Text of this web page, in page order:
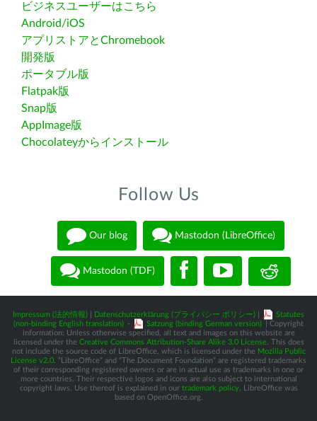
ビジネスユーザーはこちら
Android/iOS
アプリストアとChromebook
開発版
ポータブル版
Flatpak版
Snap版
AppImage版
Chocolateyからインストール
Follow Us
Our blog Mastodon (LibreOffice)
Mastodon (TDF)
Impressum (法的情報) Datenschutzerklärung (プライバシー ポリシー)
Statutes
(non-binding English translation) - Satzung (binding German version)
| Copyright
information: Unless otherwise specified, all text and images on this website are
licensed under the Creative Commons Attribution-Share Alike 3.0 License. This does
not include the source code of LibreOffice, which is licensed under the Mozilla Public
License v2.0 . “LibreOffice” and “The Document Foundation” are registered trademarks
of their corresponding registered owners or are in actual use as trademarks in one or
more countries. Their respective logos and icons are also subject to international
copyright laws. Use thereof is explained in our trademark policy. LibreOffice was
based on OpenOffice.org.